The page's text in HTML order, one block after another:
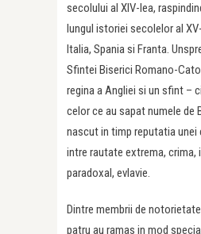
secolului al XIV-lea,
lungul istoriei secolelor al
Italia, Spania si Franta.
Sfintei Biserici Romano-
regina a Angliei si un sfint –
celor ce au sapat numele de
nascut in timp reputatia unei
intre rautate extrema, crima,
paradoxal, evlavie.
Dintre membrii de
patru au ramas in mod